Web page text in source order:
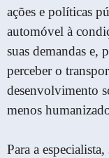
ações e políticas
automóvel à
suas demandas e,
perceber o
desenvolvimento
menos
Para a